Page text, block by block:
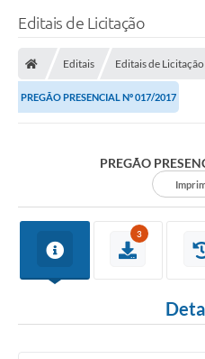
Editais de Licitação
Editais Editais de Licitação
PREGÃO PRESENCIAL Nº 017/2017
PREGÃO
3